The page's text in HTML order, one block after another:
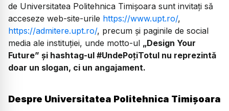
de Universitatea Politehnica Timișoara sunt invitați să
acceseze web-site-urile https://www.upt.ro/,
https://admitere.upt.ro/, precum și paginile de social
media ale instituției, unde motto-ul „Design Your
Future” și hashtag-ul #UndePoțiTotul nu reprezintă
doar un slogan, ci un angajament.
Despre Universitatea Politehnica Timișoara